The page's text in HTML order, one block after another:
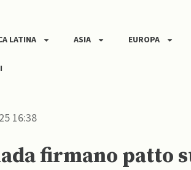
LATINA ASIA EUROPA
16:38
firmano patto